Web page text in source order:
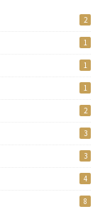
2
1
1
1
2
3
3
4
8